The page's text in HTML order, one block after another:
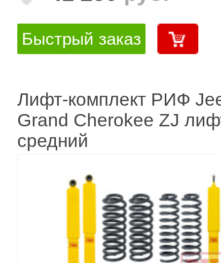
Быстрый заказ
Лифт-комплект РИФ
Grand Cherokee ZJ
средний